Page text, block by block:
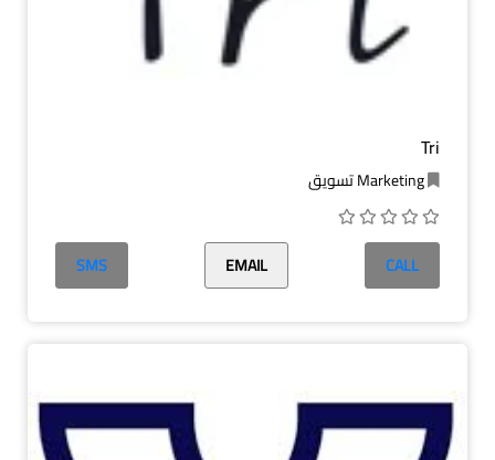
Tri
CALL
EMAIL
SMS